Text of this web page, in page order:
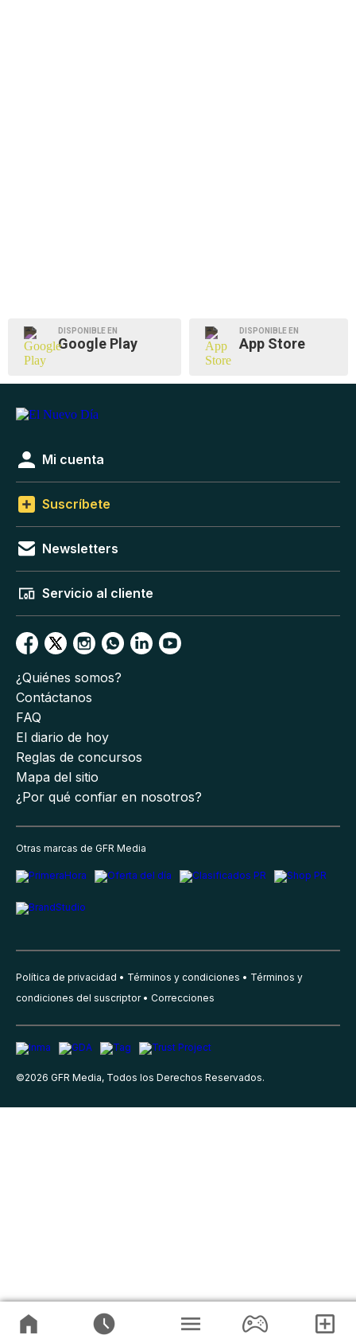
DISPONIBLE EN
Google Play
DISPONIBLE EN
App Store
Mi cuenta
Suscríbete
Newsletters
Servicio al cliente
¿Quiénes somos?
Contáctanos
FAQ
El diario de hoy
Reglas de concursos
Mapa del sitio
¿Por qué confiar en nosotros?
Otras marcas de GFR Media
Política de privacidad Términos y condiciones
Términos y
condiciones del suscriptor
Correcciones
©2026 GFR Media, Todos los Derechos Reservados.